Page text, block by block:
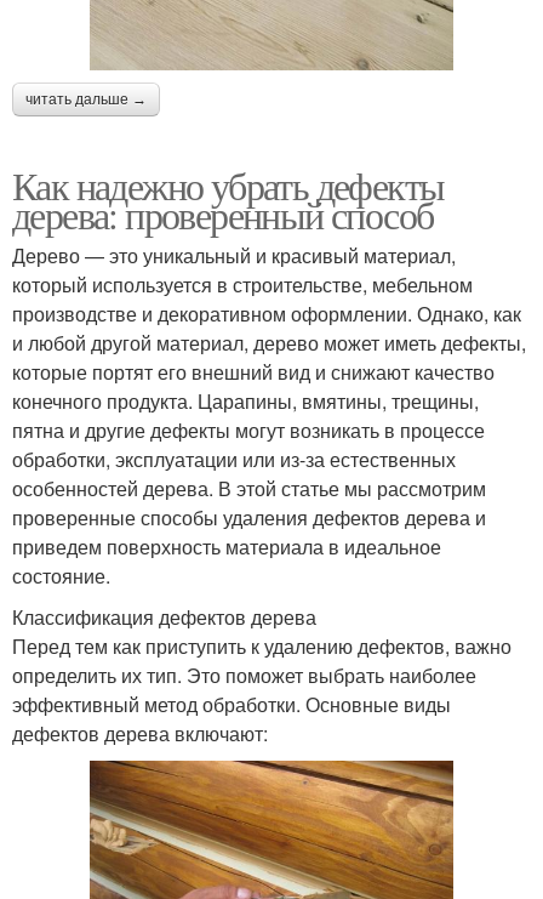
читать дальше →
Как надежно убрать дефекты
дерева: проверенный способ
Дерево — это уникальный и красивый материал,
который используется в строительстве, мебельном
производстве и декоративном оформлении. Однако, как
и любой другой материал, дерево может иметь дефекты,
которые портят его внешний вид и снижают качество
конечного продукта. Царапины, вмятины, трещины,
пятна и другие дефекты могут возникать в процессе
обработки, эксплуатации или из-за естественных
особенностей дерева. В этой статье мы рассмотрим
проверенные способы удаления дефектов дерева и
приведем поверхность материала в идеальное
состояние.
Классификация дефектов дерева
Перед тем как приступить к удалению дефектов, важно
определить их тип. Это поможет выбрать наиболее
эффективный метод обработки. Основные виды
дефектов дерева включают: